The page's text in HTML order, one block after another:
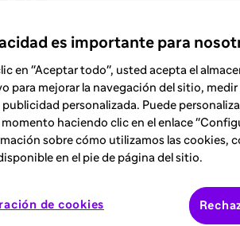
generar imágenes
está diseñada para
ajustados a
clínicas, técnicas médicas,
es importante para
en "Aceptar todo", usted acepta el
para mejorar la navegación del sitio,
publicidad personalizada. Puede
haciendo clic en el enlace
sobre cómo utilizamos las cookies,
en el pie de página del sitio.
de cookies